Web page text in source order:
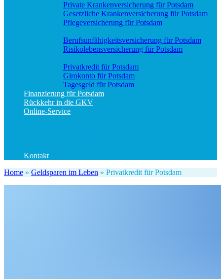
Private Krankenversicherung für Potsdam
Gesetzliche Krankenversicherung für Potsdam
Pflegeversicherung für Potsdam
Berufs­unfähigkeitsversicherung für Potsdam
Risikolebensversicherung für Potsdam
Privatkredit für Potsdam
Girokonto für Potsdam
Tagesgeld für Potsdam
Finanzierung für Potsdam
Rückkehr in die GKV
Online-Service
Kontakt
Home » Geldsparen im Leben » Privatkredit für Potsdam